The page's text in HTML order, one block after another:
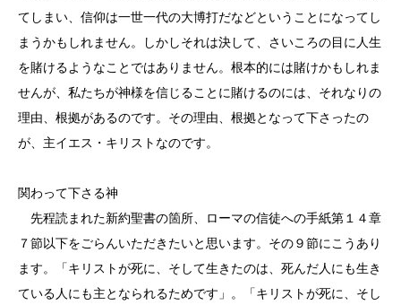
てしまい、信仰は一世一代の大博打だなどということになってし
まうかもしれません。しかしそれは決して、さいころの目に人生
を賭けるようなことではありません。根本的には賭けかもしれま
せんが、私たちが神様を信じることに賭けるのには、それなりの
理由、根拠があるのです。その理由、根拠となって下さったの
が、主イエス・キリストなのです。
関わって下さる神
先程読まれた新約聖書の箇所、ローマの信徒への手紙第１４章
７節以下をごらんいただきたいと思います。その９節にこうあり
ます。「キリストが死に、そして生きたのは、死んだ人にも生き
ている人にも主となられるためです」。「キリストが死に、そし